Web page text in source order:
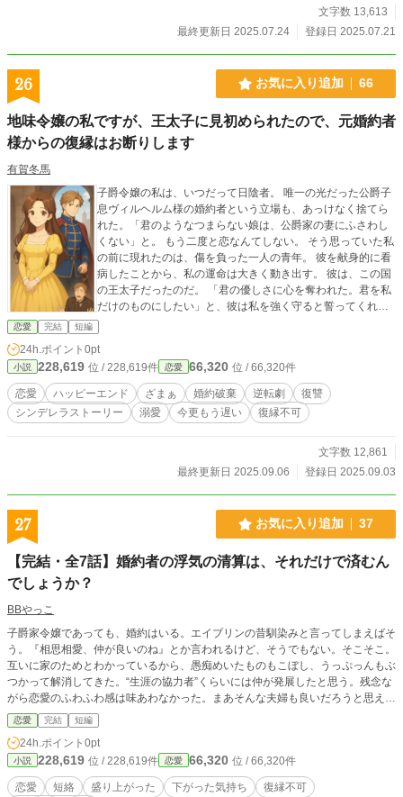
文字数 13,613
最終更新日 2025.07.24
登録日 2025.07.21
26 お気に入り追加 66
地味令嬢の私ですが、王太子に見初められたので、元婚約者
様からの復縁はお断りします
有賀冬馬
子爵令嬢の私は、いつだって日陰者。 唯一の光だった公爵子
息ヴィルヘルム様の婚約者という立場も、あっけなく捨てら
れた。「君のようなつまらない娘は、公爵家の妻にふさわし
くない」と。 もう二度と恋なんてしない。 そう思っていた私
の前に現れたのは、傷を負った一人の青年。 彼を献身的に看
病したことから、私の運命は大きく動き出す。 彼は、この国
の王太子だったのだ。 「君の優しさに心を奪われた。君を私
だけのものにしたい」と、彼は私を強く守ると誓ってくれ
た。 一方、私を捨てた元婚約者は、新しい婚約者に振り回さ
れ、全てを失う。 私に助けを求めてきた彼に、私は……
恋愛 完結 短編
24h.ポイント 0pt
小説 228,619 位 / 228,619件 恋愛 66,320 位 / 66,320件
恋愛 ハッピーエンド ざまぁ 婚約破棄 逆転劇
復讐
シンデレラストーリー
溺愛 今更もう遅い 復縁不可
文字数 12,861
最終更新日 2025.09.06
登録日 2025.09.03
27 お気に入り追加 37
【完結・全7話】婚約者の浮気の清算は、それだけで済むん
でしょうか？
BBやっこ
子爵家令嬢であっても、婚約はいる。エイブリンの昔馴染みと言ってしまえばそ
う。『相思相愛、仲が良いのね』とか言われるけど、そうでもない。そこそこ。
互いに家のためとわかっているから、愚痴めいたものもこぼし、うっぷっんもぶ
つかって解消してきた。“生涯の協力者”くらいには仲が発展したと思う。残念な
がら恋愛のふわふわ感は味あわなかった。まあそんな夫婦も良いだろうと思えた
頃。 学園で、婚約が「好きな女ができた。」「婚約破棄してくれるって言った
よな？」 まあ、言った記憶はある。もうそろそろ卒業というこの時期とは思わ
なかったけど。 「いつから？」と聞いたら…おいおい浮気じゃないか。
恋愛 完結 短編
24h.ポイント 0pt
小説 228,619 位 / 228,619件 恋愛 66,320 位 / 66,320件
恋愛 短絡 盛り上がった 下がった気持ち
復縁不可